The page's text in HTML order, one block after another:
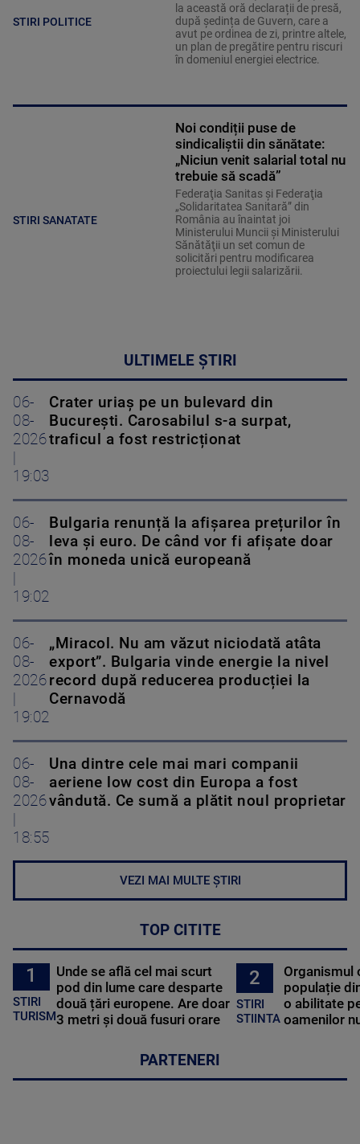
STIRI POLITICE
la această oră declarații de presă,
după ședința de Guvern, care a
avut pe ordinea de zi, printre altele,
un plan de pregătire pentru riscuri
în domeniul energiei electrice.
STIRI SANATATE
Noi condiții puse de
sindicaliștii din sănătate:
„Niciun venit salarial total nu
trebuie să scadă”
Federaţia Sanitas şi Federaţia
„Solidaritatea Sanitară” din
România au înaintat joi
Ministerului Muncii şi Ministerului
Sănătăţii un set comun de
solicitări pentru modificarea
proiectului legii salarizării.
ULTIMELE ȘTIRI
06-
08-
2026
|
19:03
Crater uriaș pe un bulevard din
București. Carosabilul s-a surpat,
traficul a fost restricționat
06-
08-
2026
|
19:02
Bulgaria renunță la afișarea prețurilor în
leva și euro. De când vor fi afișate doar
în moneda unică europeană
06-
08-
2026
|
19:02
„Miracol. Nu am văzut niciodată atâta
export”. Bulgaria vinde energie la nivel
record după reducerea producției la
Cernavodă
06-
08-
2026
|
18:55
Una dintre cele mai mari companii
aeriene low cost din Europa a fost
vândută. Ce sumă a plătit noul proprietar
VEZI MAI MULTE ȘTIRI
TOP CITITE
1
STIRI
TURISM
Unde se află cel mai scurt
pod din lume care desparte
două țări europene. Are doar
3 metri și două fusuri orare
2
STIRI
STIINTA
Organismul
populație
o abilitate
oamenilor
PARTENERI